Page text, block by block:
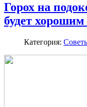
Горох на
будет хорошим
Категория: